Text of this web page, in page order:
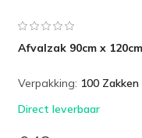
Afvalzak 90cm x
Verpakking: 100 Zakken
Direct leverbaar